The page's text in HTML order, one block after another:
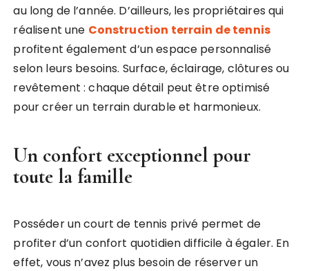
au long de l’année. D’ailleurs, les propriétaires qui
réalisent une Construction terrain de tennis
profitent également d’un espace personnalisé
selon leurs besoins. Surface, éclairage, clôtures ou
revêtement : chaque détail peut être optimisé
pour créer un terrain durable et harmonieux.
Un confort exceptionnel pour
toute la famille
Posséder un court de tennis privé permet de
profiter d’un confort quotidien difficile à égaler. En
effet, vous n’avez plus besoin de réserver un